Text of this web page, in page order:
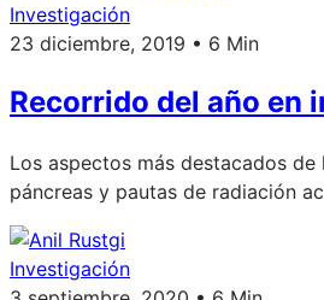
Investigación
23 diciembre, 2019 • 6 Min
Recorrido del año en
Los aspectos más destacados
páncreas y pautas de radiación
Investigación